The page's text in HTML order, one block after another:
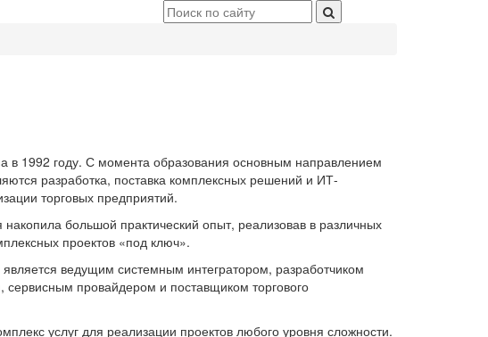
в 1992 году. С момента образования основным направлением
разработка, поставка комплексных решений и ИТ-
торговых предприятий.
большой практический опыт, реализовав в различных
проектов «под ключ».
ведущим системным интегратором, разработчиком
сервисным провайдером и поставщиком торгового
услуг для реализации проектов любого уровня сложности.